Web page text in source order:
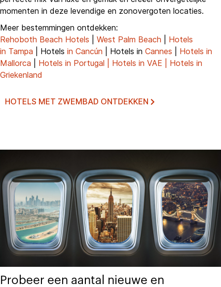
momenten in deze levendige en zonovergoten locaties.
Meer bestemmingen ontdekken:
Rehoboth Beach Hotels
West Palm Beach
Hotels
in Tampa | Hotels in Cancún | Hotels in Cannes
Hotels in
Mallorca
Hotels in Portugal |
Hotels in VAE | Hotels in
Griekenland
HOTELS MET ZWEMBAD ONTDEKKEN
Probeer een aantal nieuwe en